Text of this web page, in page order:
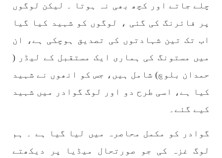
چلے جاتے اور کچھ بھی نہ ہوتا ۔ لیکن لوگوں
پر فائرنگ کی گئی ، لوگوں کو شہید کیا گیا
اب تک تین شہادتوں کی تصدیق ہوچکی ہے، ان
میں مستونگ کی ہماری ایک مستقبل کے لیڈر (
حمدان بلوچ) شامل ہیں، جس کو انھوں نے شہید
کیا ہے، اسی طرح دو اور لوگ گوادر میں شہید
کیے گئے۔
گوادر کو مکمل محاصرہ میں لیا گیا ہے ۔ ہم
لوگ غزہ کی جو صورتحال میڈیا پر دیکھتے